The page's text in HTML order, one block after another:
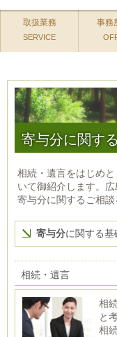
取扱業務
SERVICE
事務
寄与分に関す
相続・遺言をはじめ
いて御紹介します。
寄与分に関するご相談
寄与分に関する基
相続・遺言
相
と
相